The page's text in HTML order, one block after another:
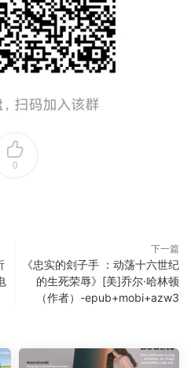
0
下一篇
《忠实的刽子手 ：动荡十六世纪
的生死荣辱》[美]乔尔·哈林顿
（作者）-epub+mobi+azw3